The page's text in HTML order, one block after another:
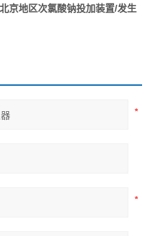
北京地区次氯酸钠投加装置/发生